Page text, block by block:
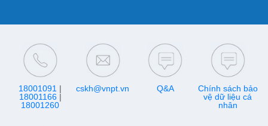
18001091 |
18001166|
18001260
cskh@vnpt.vn Q&A
Chính sách bảo
vệ dữ liệu cá
nhân